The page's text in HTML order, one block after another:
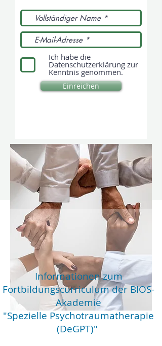
Ich habe die
Datenschutzerklärung zur
Kenntnis genommen.
Einreichen
Informationen zum
Fortbildungscurriculum der BIOS-
Akademie
"Spezielle Psychotraumatherapie
(DeGPT)"